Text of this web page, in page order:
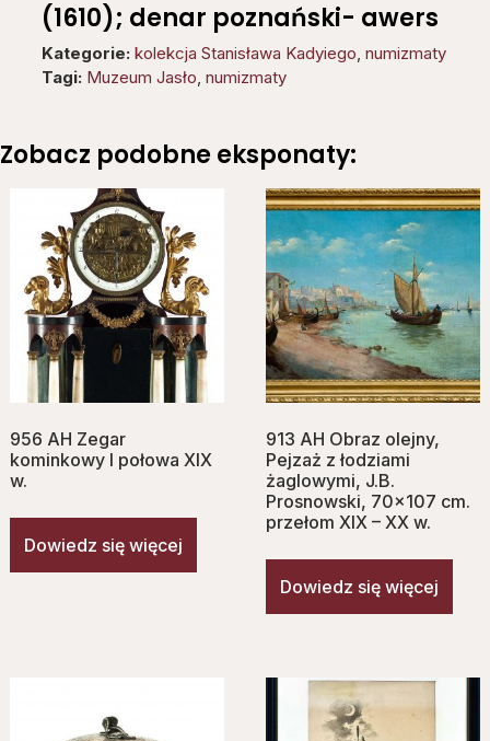
(1610); denar poznański- awers
Kategorie: kolekcja Stanisława Kadyiego, numizmaty
Tagi: Muzeum Jasło, numizmaty
Zobacz podobne eksponaty:
956 AH Zegar
kominkowy I połowa XIX
w.
Dowiedz się więcej
913 AH Obraz olejny,
Pejzaż z łodziami
żaglowymi, J.B.
Prosnowski, 70×107 cm.
przełom XIX – XX w.
Dowiedz się więcej